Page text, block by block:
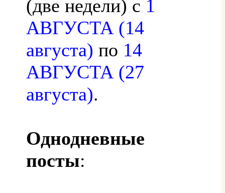
(две недели) с 1
АВГУСТА (14
августа) по 14
АВГУСТА (27
августа).
Однодневные
посты: